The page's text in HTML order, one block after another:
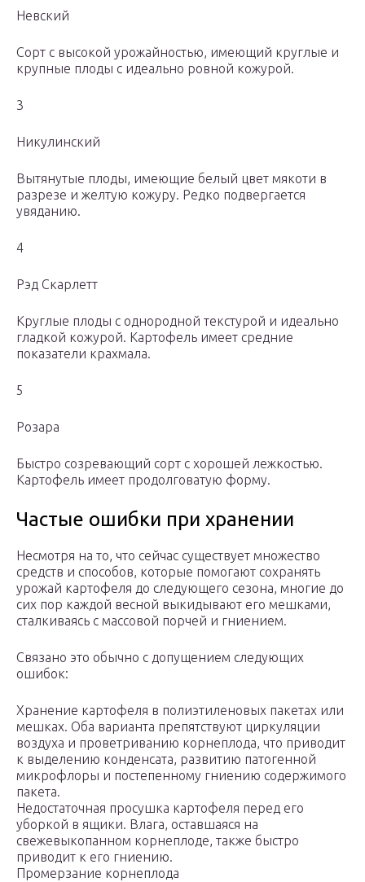
Невский
Сорт с высокой урожайностью, имеющий круглые и
крупные плоды с идеально ровной кожурой.
3
Никулинский
Вытянутые плоды, имеющие белый цвет мякоти в
разрезе и желтую кожуру. Редко подвергается
увяданию.
4
Рэд Скарлетт
Круглые плоды с однородной текстурой и идеально
гладкой кожурой. Картофель имеет средние
показатели крахмала.
5
Розара
Быстро созревающий сорт с хорошей лежкостью.
Картофель имеет продолговатую форму.
Частые ошибки при хранении
Несмотря на то, что сейчас существует множество
средств и способов, которые помогают сохранять
урожай картофеля до следующего сезона, многие до
сих пор каждой весной выкидывают его мешками,
сталкиваясь с массовой порчей и гниением.
Связано это обычно с допущением следующих
ошибок:
Хранение картофеля в полиэтиленовых пакетах или
мешках. Оба варианта препятствуют циркуляции
воздуха и проветриванию корнеплода, что приводит
к выделению конденсата, развитию патогенной
микрофлоры и постепенному гниению содержимого
пакета.
Недостаточная просушка картофеля перед его
уборкой в ящики. Влага, оставшаяся на
свежевыкопанном корнеплоде, также быстро
приводит к его гниению.
Промерзание корнеплода